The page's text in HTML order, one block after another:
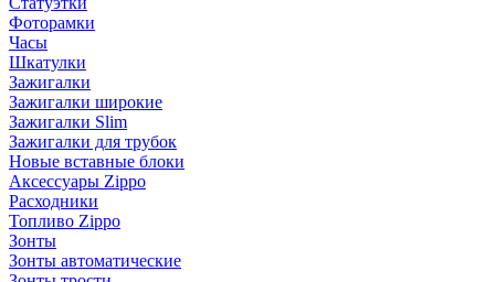
Фоторамки
Часы
Шкатулки
Зажигалки
Зажигалки широкие
Зажигалки Slim
Зажигалки для трубок
Новые вставные блоки
Аксессуары Zippo
Расходники
Топливо Zippo
Зонты
Зонты автоматические